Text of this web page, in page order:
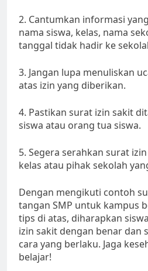
2. Cantumkan informasi
nama siswa, kelas, nama
tanggal tidak hadir ke
3. Jangan lupa menuliskan
atas izin yang diberikan.
4. Pastikan surat izin sakit
siswa atau orang tua siswa.
5. Segera serahkan surat
kelas atau pihak sekolah
Dengan mengikuti contoh
tangan SMP untuk kampus
tips di atas, diharapkan
izin sakit dengan benar dan
cara yang berlaku. Jaga
belajar!